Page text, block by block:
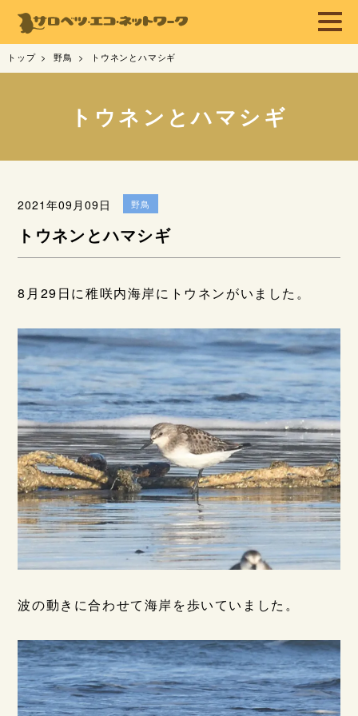
トップ 野鳥 トウネンとハマシギ
トウネンとハマシギ
2021年09月09日 野鳥
トウネンとハマシギ
8月29日に稚咲内海岸にトウネンがいました。
波の動きに合わせて海岸を歩いていました。